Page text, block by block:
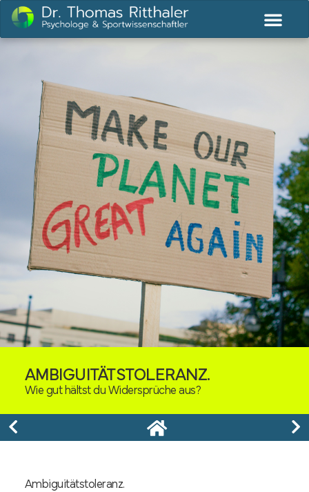
AMBIGUITÄTSTOLERANZ.
Wie gut hältst du Widersprüche aus?
Ambiguitätstoleranz.